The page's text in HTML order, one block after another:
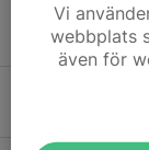
28 nov
20 apr
Vi
webbplats
även för